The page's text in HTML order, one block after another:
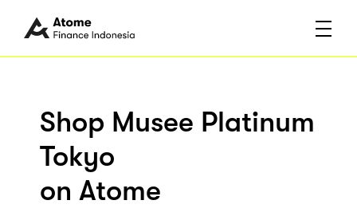
Shop Musee Platinum
Tokyo
on Atome